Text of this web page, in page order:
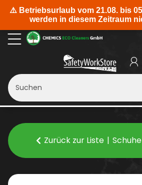
Zurück zur Liste Schuhe